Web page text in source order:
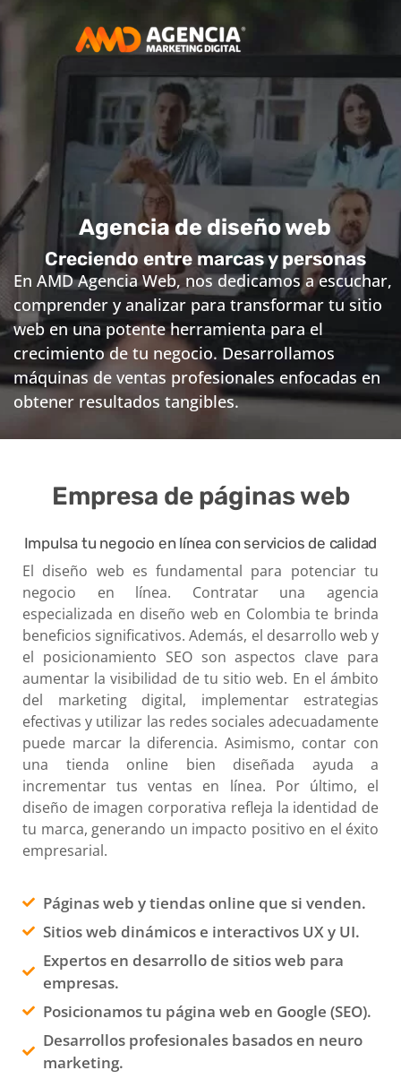
Agencia de diseño web
Creciendo entre marcas y personas
En AMD Agencia Web, nos dedicamos a escuchar,
comprender y analizar para transformar tu sitio
web en una potente herramienta para el
crecimiento de tu negocio. Desarrollamos
máquinas de ventas profesionales enfocadas en
obtener resultados tangibles.
Empresa de páginas web
Impulsa tu negocio en línea con servicios de calidad
El diseño web es fundamental para potenciar tu
negocio en línea. Contratar una agencia
especializada en diseño web en Colombia te brinda
beneficios significativos. Además, el desarrollo web y
el posicionamiento SEO son aspectos clave para
aumentar la visibilidad de tu sitio web. En el ámbito
del marketing digital, implementar estrategias
efectivas y utilizar las redes sociales adecuadamente
puede marcar la diferencia. Asimismo, contar con
una tienda online bien diseñada ayuda a
incrementar tus ventas en línea. Por último, el
diseño de imagen corporativa refleja la identidad de
tu marca, generando un impacto positivo en el éxito
empresarial.
Páginas web y tiendas online que si venden.
Sitios web dinámicos e interactivos UX y UI.
Expertos en desarrollo de sitios web para
empresas.
Posicionamos tu página web en Google (SEO).
Desarrollos profesionales basados en neuro
marketing.